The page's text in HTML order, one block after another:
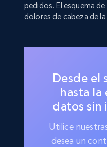
pedidos. El esquema
dolores de cabeza de
Desde el
hasta
datos sin
Utilice
desea un